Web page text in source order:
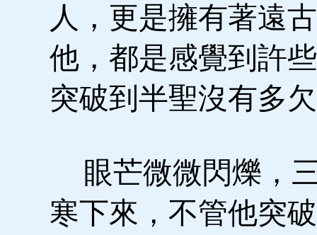
人，更是擁有著遠
他，都是感覺到許
突破到半聖沒有多
眼芒微微閃爍，
寒下來，不管他突